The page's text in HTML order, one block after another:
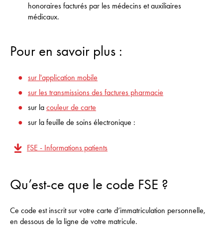
honoraires facturés par les médecins et auxiliaires
médicaux.
Pour en savoir plus :
sur l'application mobile
sur les transmissions des factures pharmacie
sur la couleur de carte
sur la feuille de soins électronique :
FSE - Informations patients
Qu’est-ce que le code FSE ?
Ce code est inscrit sur votre carte d’immatriculation personnelle,
en dessous de la ligne de votre matricule.